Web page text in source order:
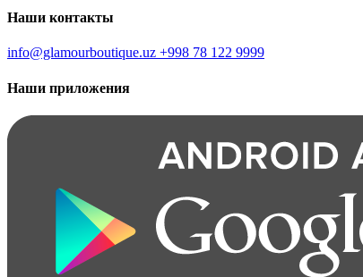
Наши контакты
info@glamourboutique.uz +998 78 122 9999
Наши приложения